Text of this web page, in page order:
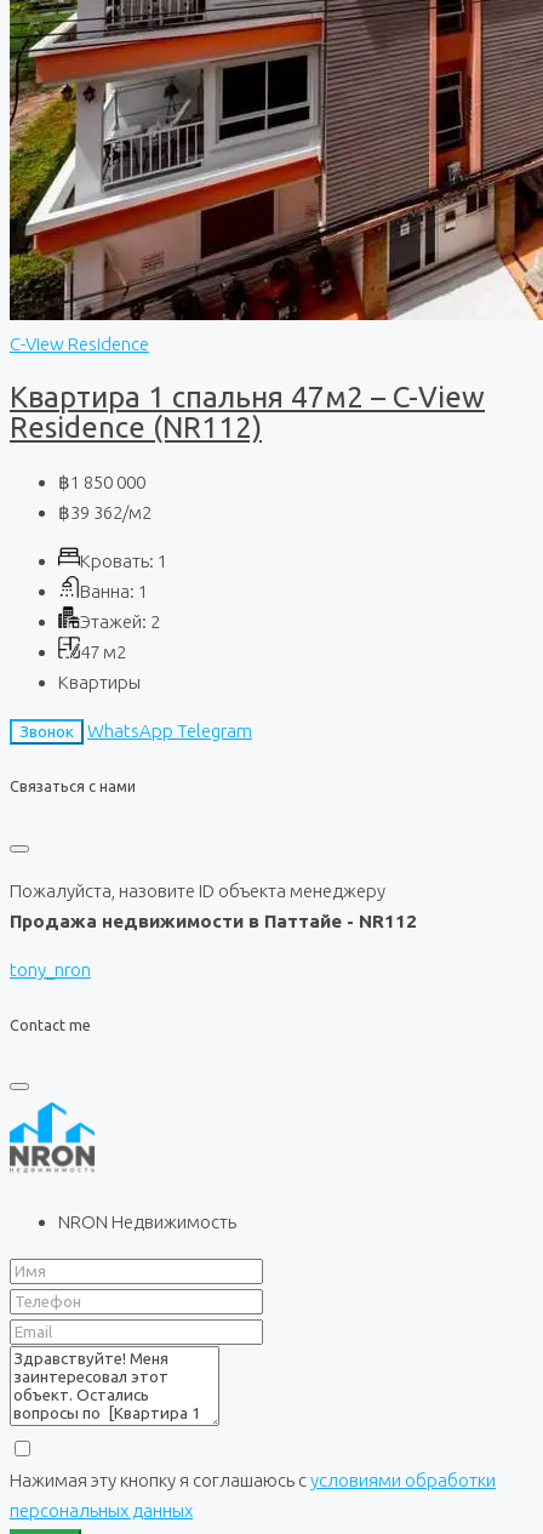
C-View Residence
Квартира 1 спальня 47м2 – C-View
Residence (NR112)
฿1 850 000
฿39 362/м2
Кровать: 1
Ванна: 1
Этажей: 2
47 м2
Квартиры
Звонок WhatsApp Telegram
Связаться с нами
Пожалуйста, назовите ID объекта менеджеру
Продажа недвижимости в Паттайе - NR112
tony_nron
Contact me
NRON Недвижимость
Нажимая эту кнопку я соглашаюсь сусловиями обработки
персональных данных